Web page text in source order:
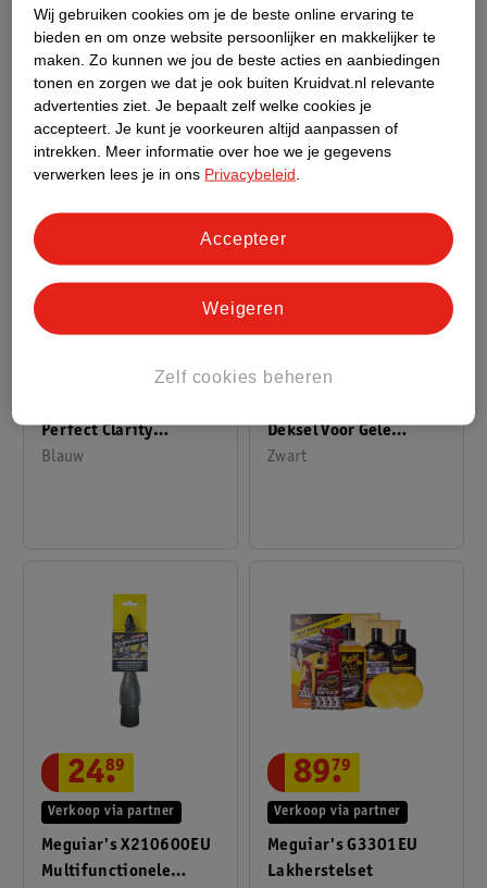
Groot
Zwart
Autoverzorgingsset
Versie 2
Zwart
Perfect Clarity
Glasdoek
Blauw
Verkoop via partner
24.
Deksel Voor Gele
Wasemmer
Zwart
Verkoop via partner
18.
Meguiar's X210600EU
Multifunctionele
Verkoop via partner
24.
89
Meguiar's G3301EU
Lakherstelset
Verkoop via partner
89.
79
Wij gebruiken cookies om je de beste online ervaring te
bieden en om onze website persoonlijker en makkelijker te
maken. Zo kunnen we jou de beste acties en aanbiedingen
tonen en zorgen we dat je ook buiten Kruidvat.nl relevante
advertenties ziet. Je bepaalt zelf welke cookies je
accepteert. Je kunt je voorkeuren altijd aanpassen of
intrekken.
Meer informatie over hoe we je gegevens
verwerken lees je in ons Privacybeleid
Zelf cookies beheren
Weigeren
Accepteer